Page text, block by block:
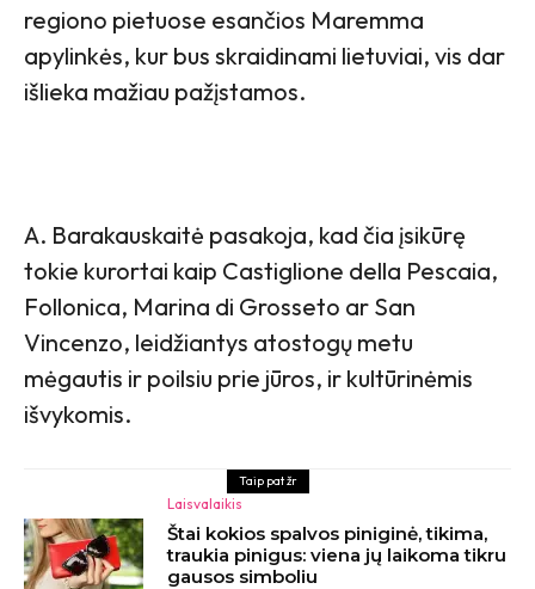
regiono pietuose esančios Maremma
apylinkės, kur bus skraidinami lietuviai, vis dar
išlieka mažiau pažįstamos.
A. Barakauskaitė pasakoja, kad čia įsikūrę
tokie kurortai kaip Castiglione della Pescaia,
Follonica, Marina di Grosseto ar San
Vincenzo, leidžiantys atostogų metu
mėgautis ir poilsiu prie jūros, ir kultūrinėmis
išvykomis.
Taip pat žr
Laisvalaikis
Štai kokios spalvos piniginė, tikima,
traukia pinigus: viena jų laikoma tikru
gausos simboliu